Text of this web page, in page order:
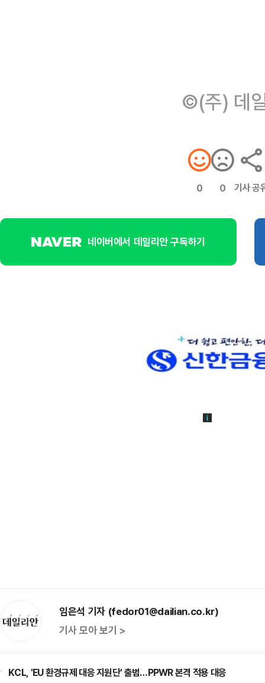
©(주) 데
0 0 기사 공
네이버에서 데일리안 구독하기
임은석 기자 (fedor01@dailian.co.kr)
기사 모아 보기 >
KCL, 'EU 환경규제 대응 지원단' 출범…PPWR 본격 적용 대응